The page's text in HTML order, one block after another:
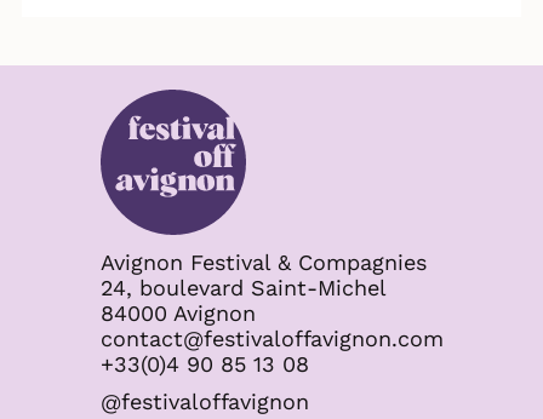
Avignon Festival & Compagnies
24, boulevard Saint-Michel
84000 Avignon
contact@festivaloffavignon.com
+33(0)4 90 85 13 08
@festivaloffavignon